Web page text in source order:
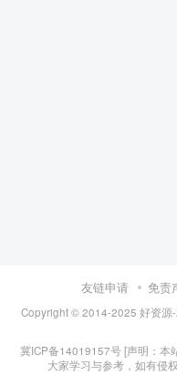
友链申请 免责
Copyright © 2014-2025 好资源
冀ICP备14019157号[声明：本
大家学习与参考，如有侵